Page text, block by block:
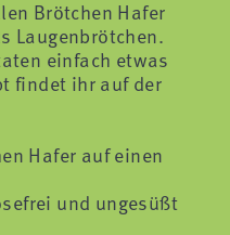
Brötchen Hafer
Laugenbrötchen.
einfach etwas
findet ihr auf der
Hafer auf einen
und ungesüßt